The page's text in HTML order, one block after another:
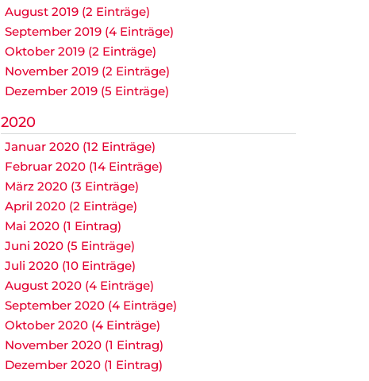
August 2019 (2 Einträge)
September 2019 (4 Einträge)
Oktober 2019 (2 Einträge)
November 2019 (2 Einträge)
Dezember 2019 (5 Einträge)
2020
Januar 2020 (12 Einträge)
Februar 2020 (14 Einträge)
März 2020 (3 Einträge)
April 2020 (2 Einträge)
Mai 2020 (1 Eintrag)
Juni 2020 (5 Einträge)
Juli 2020 (10 Einträge)
August 2020 (4 Einträge)
September 2020 (4 Einträge)
Oktober 2020 (4 Einträge)
November 2020 (1 Eintrag)
Dezember 2020 (1 Eintrag)